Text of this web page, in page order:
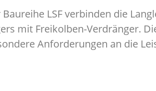
LSF verbinden die
mit Freikolben-Verdränger.
Anforderungen an die